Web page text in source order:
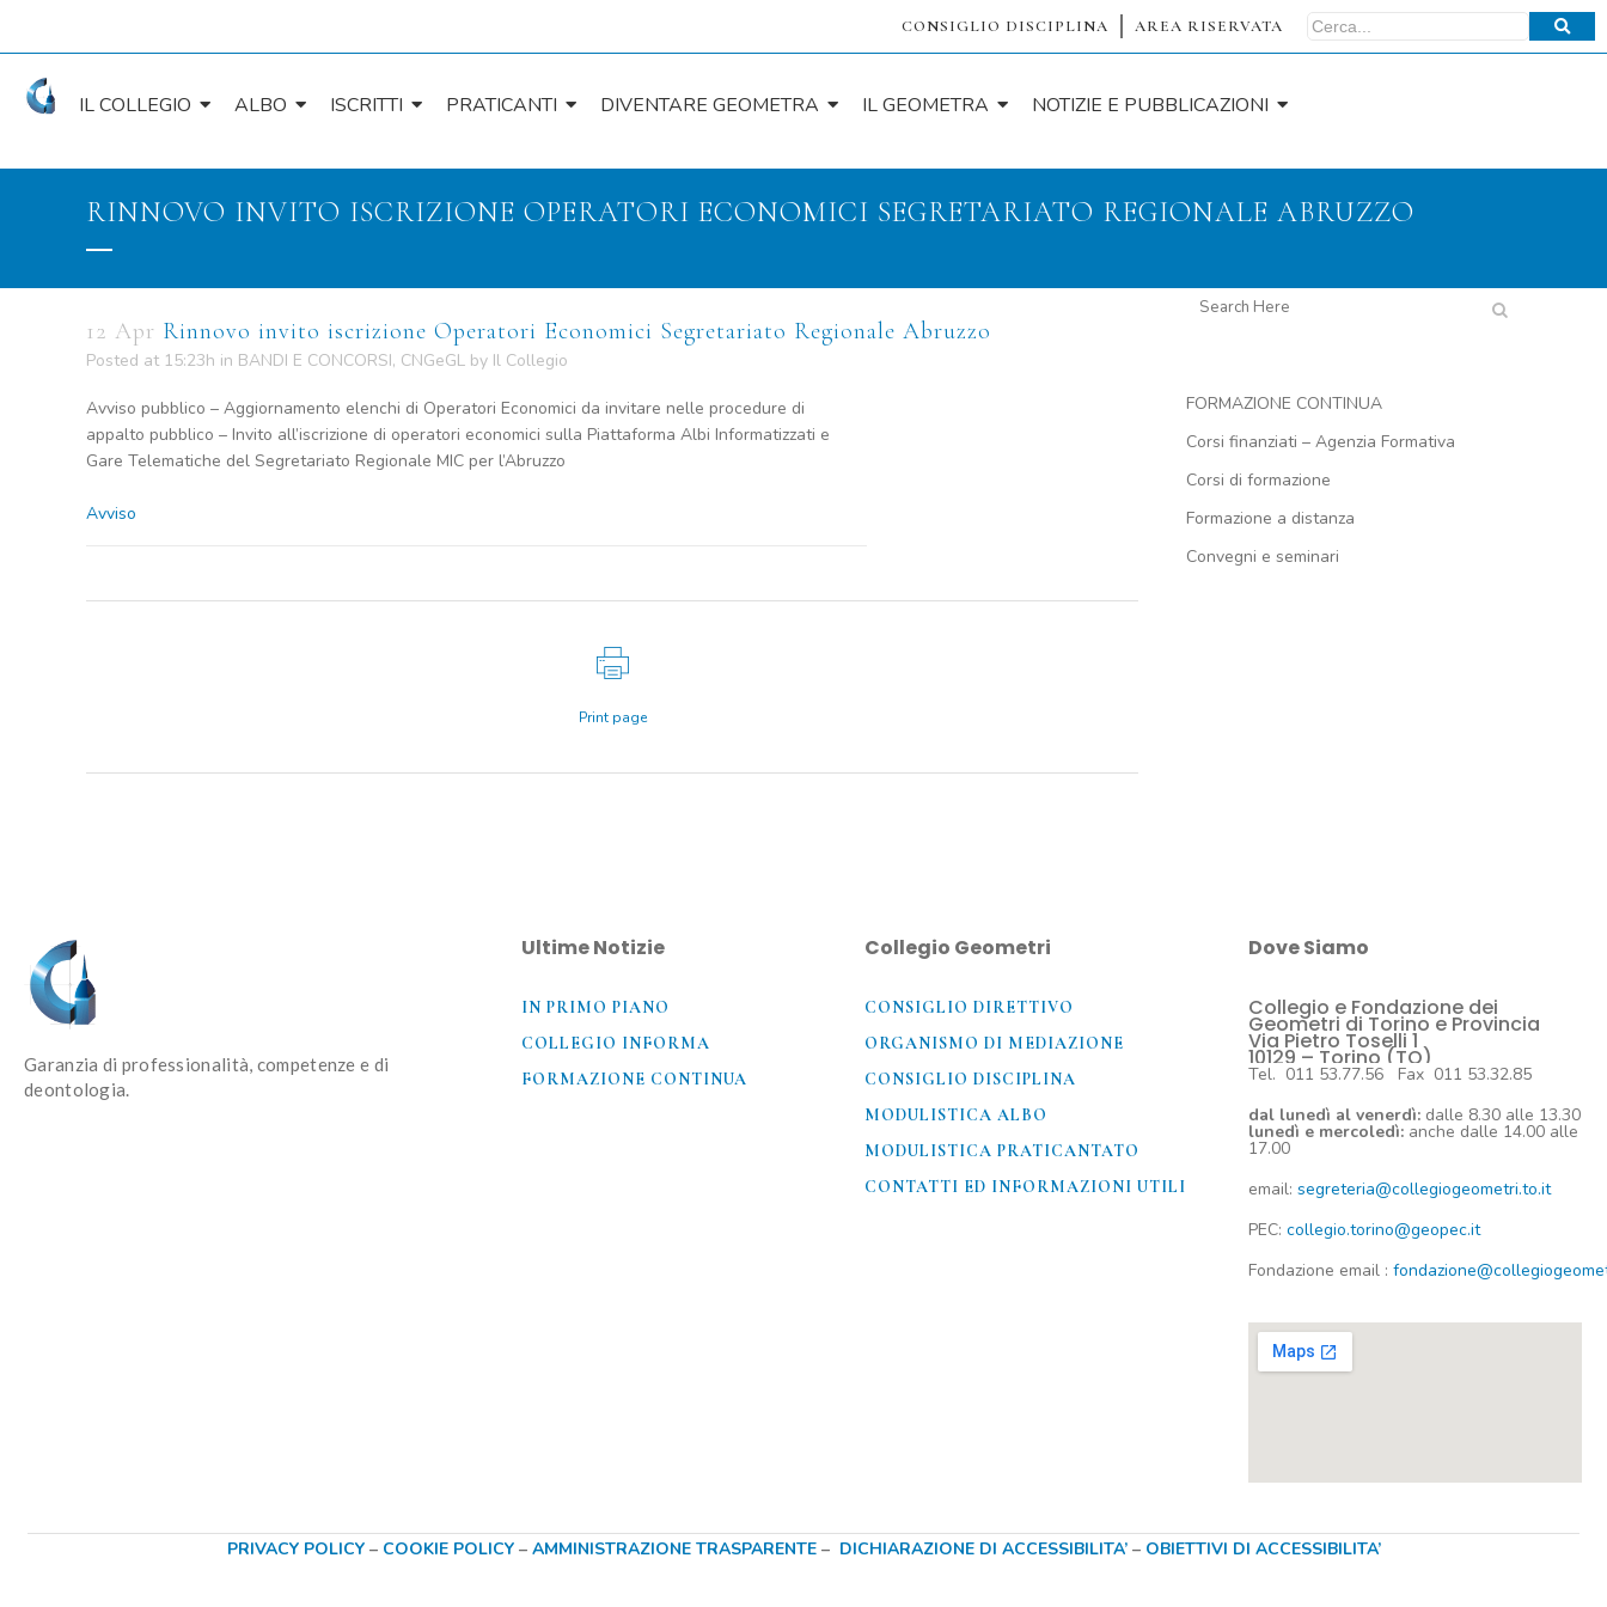
CONSIGLIO DISCIPLINA AREA RISERVATA
IL COLLEGIO ALBO ISCRITTI PRATICANTI DIVENTARE GEOMETRA IL GEOMETRA NOTIZIE E PUBBLICAZIONI
RINNOVO INVITO ISCRIZIONE OPERATORI ECONOMICI SEGRETARIATO REGIONALE ABRUZZO
12 Apr Rinnovo invito iscrizione Operatori Economici Segretariato Regionale Abruzzo
Posted at 15:23h in BANDI E CONCORSI, CNGeGL by Il Collegio
Avviso pubblico – Aggiornamento elenchi di Operatori Economici da invitare nelle procedure di
appalto pubblico – Invito all’iscrizione di operatori economici sulla Piattaforma Albi Informatizzati e
Gare Telematiche del Segretariato Regionale MIC per l’Abruzzo
Avviso
Print page
FORMAZIONE CONTINUA
Corsi finanziati – Agenzia Formativa
Corsi di formazione
Formazione a distanza
Convegni e seminari
Garanzia di professionalità, competenze e di
deontologia.
Ultime Notizie
IN PRIMO PIANO
COLLEGIO INFORMA
FORMAZIONE CONTINUA
Collegio Geometri
CONSIGLIO DIRETTIVO
ORGANISMO DI MEDIAZIONE
CONSIGLIO DISCIPLINA
MODULISTICA ALBO
MODULISTICA PRATICANTATO
CONTATTI ED INFORMAZIONI UTILI​
Dove Siamo
Collegio e Fondazione dei
Geometri di Torino e Provincia
Via Pietro Toselli 1
10129 – Torino (TO)
Tel. 011 53.77.56 Fax 011 53.32.85
dal lunedì al venerdì: dalle 8.30 alle 13.30
lunedì e mercoledì: anche dalle 14.00 alle
17.00
email: segreteria@collegiogeometri.to.it
PEC: collegio.torino@geopec.it
Fondazione email :
PRIVACY POLICY– COOKIE POLICY – AMMINISTRAZIONE TRASPARENTE– DICHIARAZIONE DI ACCESSIBILITA’– OBIETTIVI DI ACCESSIBILITA’